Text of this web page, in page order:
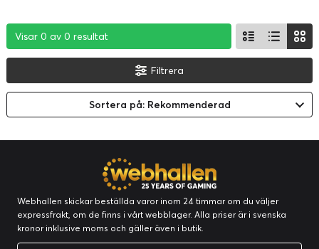
Visar 0 av 0 resultat
Visar 0 av 0 resultat
Visar 0 av 0 resultat
Filtrera
Sortera på: Rekommenderad
Webhallen skickar beställda varor inom 24 timmar om du väljer
expressfrakt, om de finns i vårt webblager. Alla priser är i svenska
kronor inklusive moms och gäller även i butik.